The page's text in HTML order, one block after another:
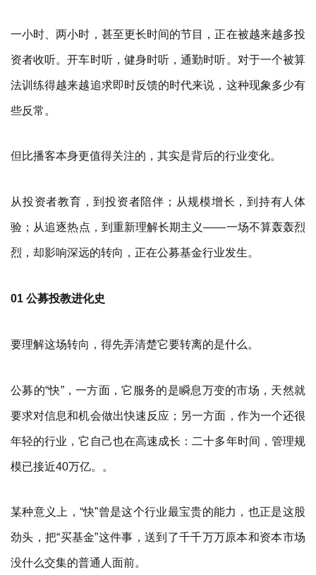
一小时、两小时，甚至更长时间的节目，正在被越来越多投
资者收听。开车时听，健身时听，通勤时听。对于一个被算
法训练得越来越追求即时反馈的时代来说，这种现象多少有
些反常。
但比播客本身更值得关注的，其实是背后的行业变化。
从投资者教育，到投资者陪伴；从规模增长，到持有人体
验；从追逐热点，到重新理解长期主义——一场不算轰轰烈
烈，却影响深远的转向，正在公募基金行业发生。
01 公募投教进化史
要理解这场转向，得先弄清楚它要转离的是什么。
公募的“快”，一方面，它服务的是瞬息万变的市场，天然就
要求对信息和机会做出快速反应；另一方面，作为一个还很
年轻的行业，它自己也在高速成长：二十多年时间，管理规
模已接近40万亿。。
某种意义上，“快”曾是这个行业最宝贵的能力，也正是这股
劲头，把“买基金”这件事，送到了千千万万原本和资本市场
没什么交集的普通人面前。